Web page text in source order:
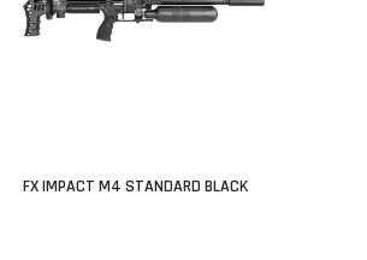
AMP regulator
Doordat deze regulator van buitenaf
FX IMPACT M4 STANDARD BLACK